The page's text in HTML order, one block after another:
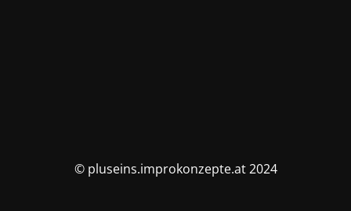
© pluseins.improkonzepte.at 2024